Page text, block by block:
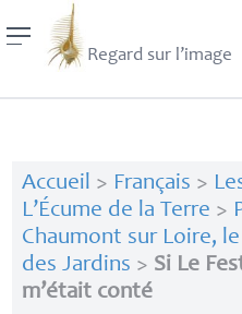
Regard sur l’image
Accueil > Français >
L’Écume de la Terre >
Chaumont sur Loire,
des Jardins > Si Le
m’était conté